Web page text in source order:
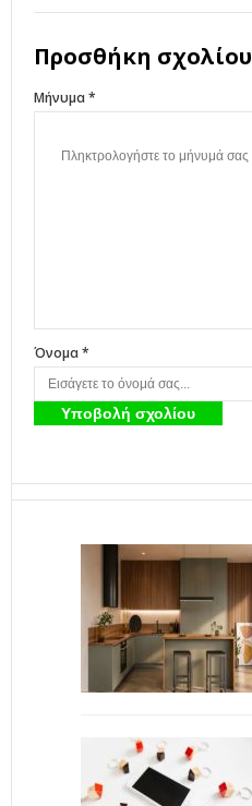
Προσθήκη σχολίου
Μήνυμα *
Όνομα *